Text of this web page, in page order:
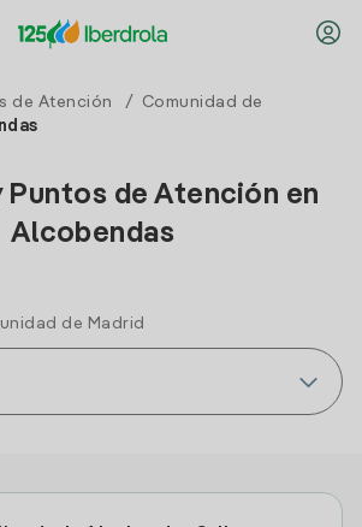
de Atención /
Comunidad de
Puntos de Atención en
Alcobendas
de Madrid